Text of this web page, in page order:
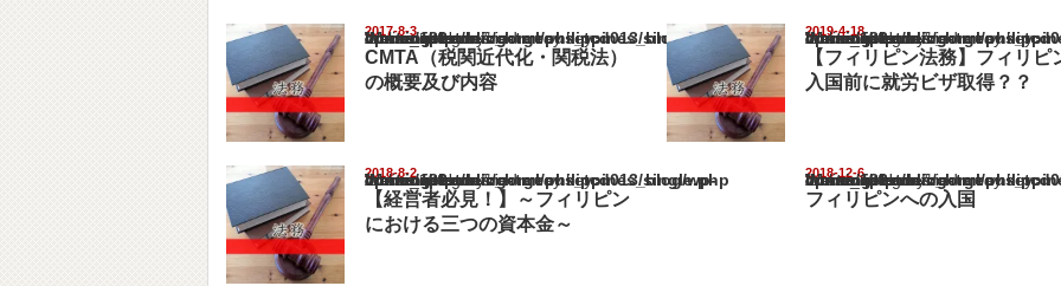
2017-8-3
Warning
: Undefined array key "show_category" in
/home/netst/kuno-cpa.co.jp/public_html/philippines_blog/wp-content/themes/gorgeous_tcd013/single.php
on line183
CMTA（税関近代化・関税法）
の概要及び内容
2019-4-18
Warning
: Undefined array key "show_category" in
/home/netst/kuno-cpa.co.jp/public_html/philippines_blog/wp-content/
on line183
【フィリピン法務】フィリピ
入国前に就労ビザ取得？？
2018-8-2
Warning
: Undefined array key "show_category" in
/home/netst/kuno-cpa.co.jp/public_html/philippines_blog/wp-content/themes/gorgeous_tcd013/single.php
on line183
【経営者必見！】～フィリピン
における三つの資本金～
2018-12-6
Warning
: Undefined array key "show_category" in
/home/netst/kuno-cpa.co.jp/public_html/philippines_blog/wp-content/
on line183
フィリピンへの入国